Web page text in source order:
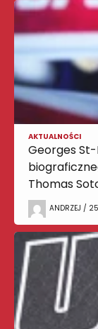
AKTUALNOŚCI
Georges
Thomas
ANDRZEJ /